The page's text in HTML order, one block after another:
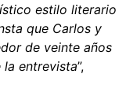
estilo literario
que Carlos y
de veinte años
entrevista”,